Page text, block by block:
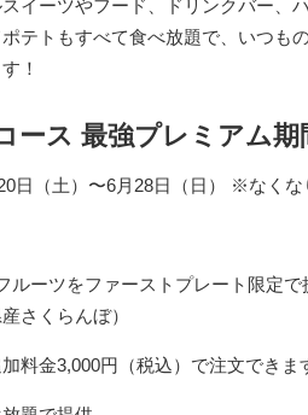
イーツやフード、ドリンクバー、
テトもすべて食べ放題で、いつも
！
ース 最強プレミアム
日（土）〜6月28日（日） ※なくな
ルーツをファーストプレート限定
さくらんぼ）
料金3,000円（税込）で注文できま